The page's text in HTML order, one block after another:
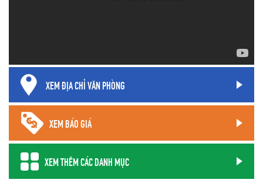
XEM ĐỊA CHỈ VĂN PHÒNG
XEM BÁO GIÁ
XEM THÊM CÁC DANH MỤC